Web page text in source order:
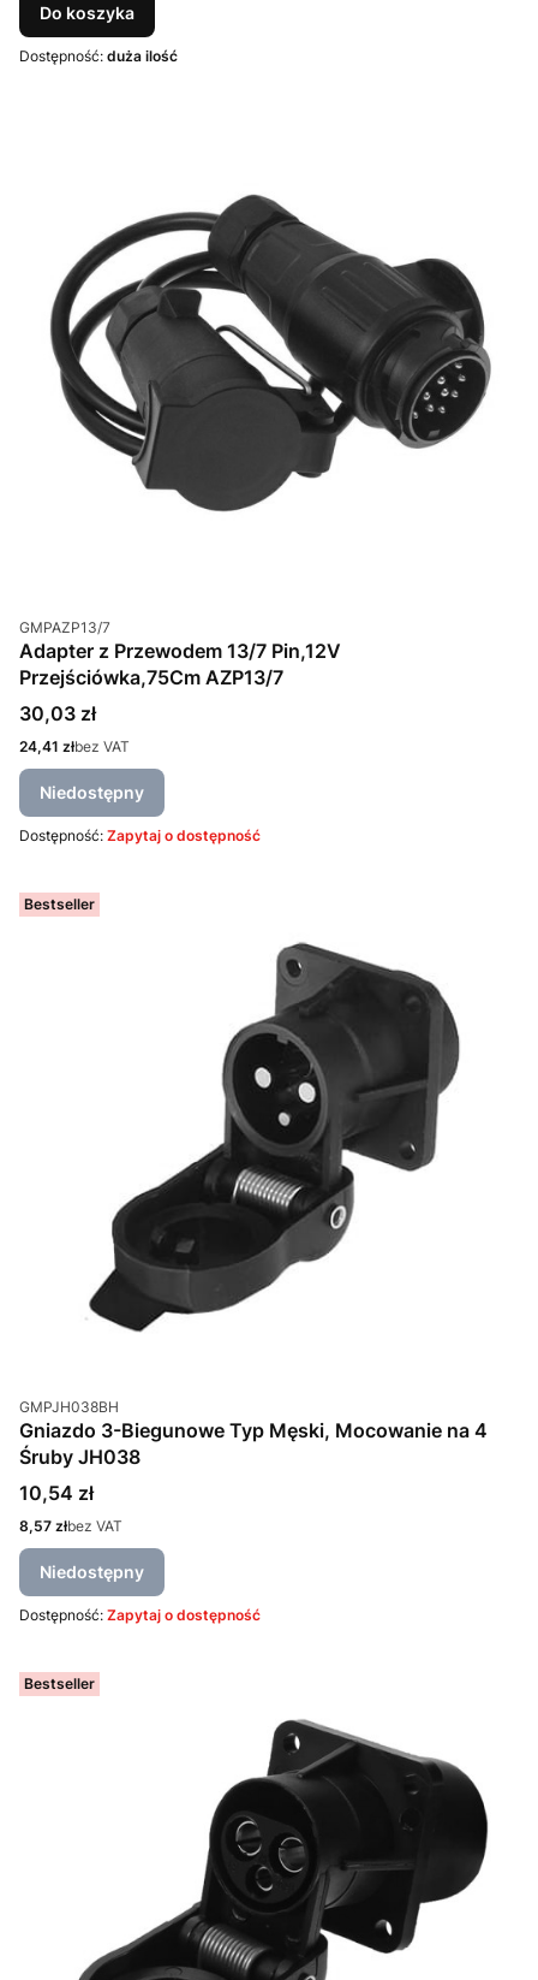
Do koszyka
Dostępność: duża ilość
Kod produktu
GMPAZP13/7
Adapter z Przewodem 13/7 Pin,12V
Przejściówka,75Cm AZP13/7
Cena
30,03 zł
Cena
24,41 złbez VAT
Niedostępny
Dostępność: Zapytaj o dostępność
Bestseller
Kod produktu
GMPJH038BH
Gniazdo 3-Biegunowe Typ Męski, Mocowanie na 4
Śruby JH038
Cena
10,54 zł
Cena
8,57 złbez VAT
Niedostępny
Dostępność: Zapytaj o dostępność
Bestseller